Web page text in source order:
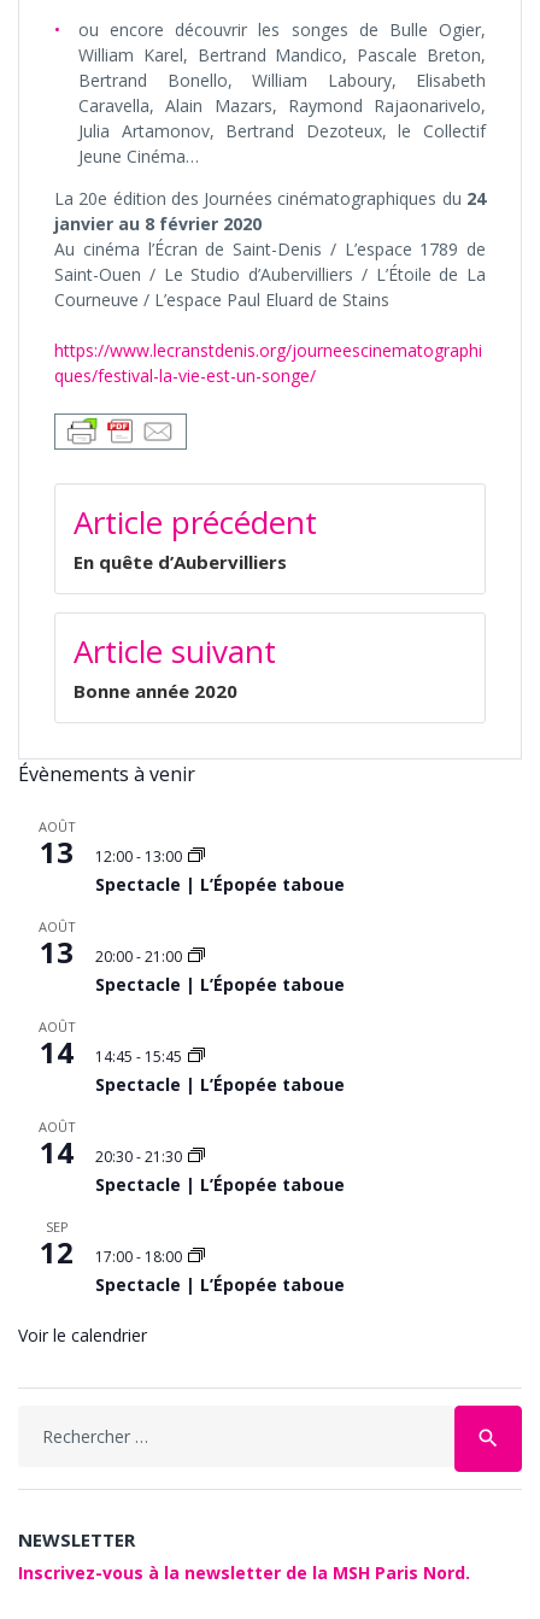
ou encore découvrir les songes de Bulle Ogier,
William Karel, Bertrand Mandico, Pascale Breton,
Bertrand Bonello, William Laboury, Elisabeth
Caravella, Alain Mazars, Raymond Rajaonarivelo,
Julia Artamonov, Bertrand Dezoteux, le Collectif
Jeune Cinéma…
La 20e édition des Journées cinématographiques du 24
janvier au 8 février 2020
Au cinéma l’Écran de Saint-Denis / L’espace 1789 de
Saint-Ouen / Le Studio d’Aubervilliers / L’Étoile de La
Courneuve / L’espace Paul Eluard de Stains
https://www.lecranstdenis.org/journeescinematographi
ques/festival-la-vie-est-un-songe/
NAVIGATION
DE
L’ARTICLE
Article précédent
En quête d’Aubervilliers
Article suivant
Bonne année 2020
Évènements à venir
AOÛT
13 12:00- 13:00
Spectacle | L’Épopée taboue
AOÛT
13 20:00-21:00
Spectacle | L’Épopée taboue
AOÛT
14 14:45 - 15:45
Spectacle | L’Épopée taboue
AOÛT
14 20:30-21:30
Spectacle | L’Épopée taboue
SEP
12 17:00- 18:00
Spectacle | L’Épopée taboue
Voir le calendrier
search
NEWSLETTER
Inscrivez-vous à la newsletter de la MSH Paris Nord.